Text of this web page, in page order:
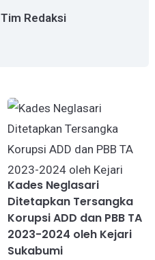
Tim Redaksi
Kades Neglasari
Ditetapkan Tersangka
Korupsi ADD dan PBB TA
2023-2024 oleh Kejari
Sukabumi